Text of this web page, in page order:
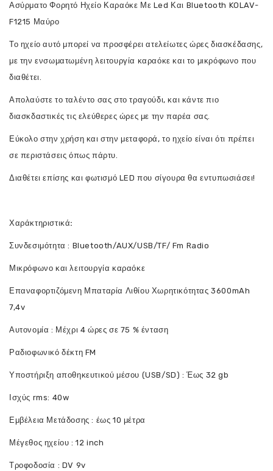
Ασύρματο Φορητό Ηχείο Καραόκε Με Led Και Bluetooth KOLAV-
F1215 Μαύρο
Το ηχείο αυτό μπορεί να προσφέρει ατελείωτες ώρες διασκέδασης,
με την ενσωματωμένη λειτουργία καραόκε και το μικρόφωνο που
διαθέτει.
Απολαύστε το ταλέντο σας στο τραγούδι, και κάντε πιο
διασκδαστικές τις ελεύθερες ώρες με την παρέα σας.
Εύκολο στην χρήση και στην μεταφορά, το ηχείο είναι ότι πρέπει
σε περιστάσεις όπως πάρτυ.
Διαθέτει επίσης και φωτισμό LED που σίγουρα θα εντυπωσιάσει!
Χαράκτηριστικά:
Συνδεσιμότητα : Bluetooth/AUX/USB/TF/ Fm Radio
Μικρόφωνο και λειτουργία καραόκε
Επαναφορτιζόμενη Μπαταρία Λιθίου Χωρητικότητας 3600mAh
7,4v
Αυτονομία : Μέχρι 4 ώρες σε 75 % ένταση
Ραδιοφωνικό δέκτη FM
Υποστήριξη αποθηκευτικού μέσου (USB/SD) : Έως 32 gb
Ισχύς rms: 40w
Εμβέλεια Μετάδοσης : έως 10 μέτρα
Μέγεθος ηχείου : 12 inch
Τροφοδοσία : DV 9v